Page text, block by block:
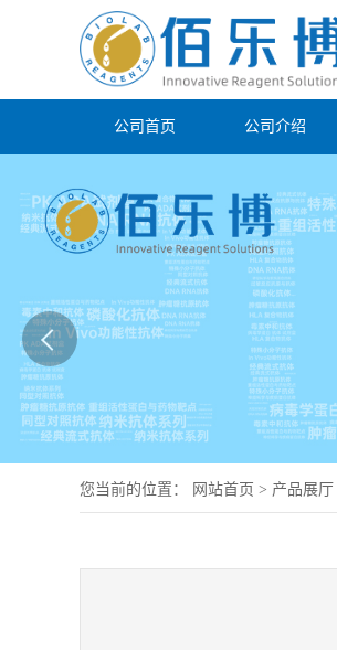
公司首页 公司介绍
您当前的位置： 网站首页 > 产品展厅